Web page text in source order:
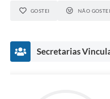
GOSTEI NÃO GOSTEI
Secretarias